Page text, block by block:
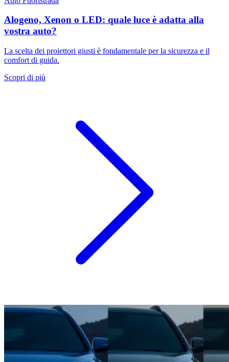
Alogeno, Xenon o LED: quale luce è adatta alla
vostra auto?
La scelta dei proiettori giusti è fondamentale per la sicurezza e il
comfort di guida.
Scopri di più